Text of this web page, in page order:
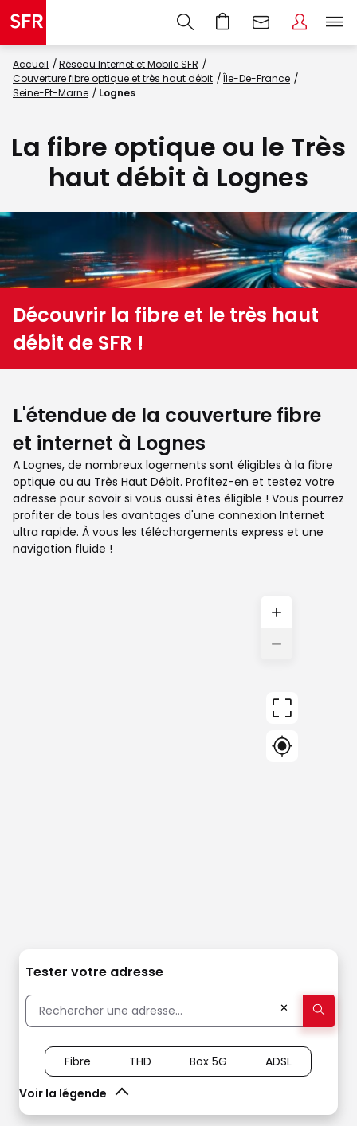
Accueil
Réseau Internet et Mobile SFR
Couverture fibre optique et très haut débit
Île-De-France
Seine-Et-Marne
Lognes
La fibre optique ou le Très
haut débit à Lognes
Découvrir la fibre et le très haut
débit de SFR !
L'étendue de la couverture fibre
et internet à Lognes
A Lognes, de nombreux logements sont éligibles à la fibre
optique ou au Très Haut Débit. Profitez-en et testez votre
adresse pour savoir si vous aussi êtes éligible ! Vous pourrez
profiter de tous les avantages d'une connexion Internet
ultra rapide. À vous les téléchargements express et une
navigation fluide !
+
−
Tester votre adresse
✕
Voir la légende
Fibre THD Box 5G ADSL